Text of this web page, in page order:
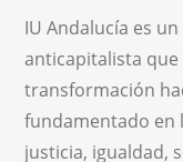
IU Andalucía es
anticapitalista
transformación
fundamentado en
justicia, igualdad,